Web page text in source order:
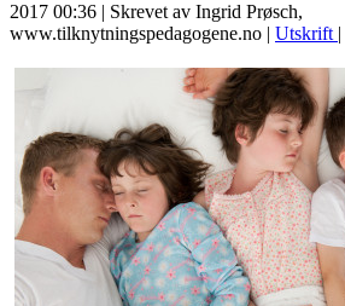
2017 00:36 | Skrevet av Ingrid Prøsch,
www.tilknytningspedagogene.no | Utskrift |